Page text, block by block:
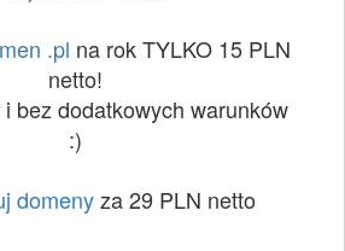
.pl na rok TYLKO 15 PLN
netto!
bez dodatkowych warunków
:)
domenyza 29 PLN netto